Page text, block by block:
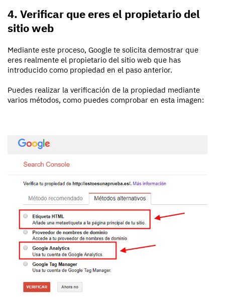
4. Verificar que eres el propietario del
sitio web
Mediante este proceso, Google te solicita demostrar que
eres realmente el propietario del sitio web que has
introducido como propiedad en el paso anterior.
Puedes realizar la verificación de la propiedad mediante
varios métodos, como puedes comprobar en esta imagen: